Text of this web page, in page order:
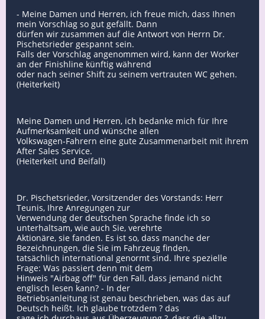
- Meine Damen und Herren, ich freue mich, dass Ihnen
mein Vorschlag so gut gefällt. Dann
dürfen wir zusammen auf die Antwort von Herrn Dr.
Pischetsrieder gespannt sein.
Falls der Vorschlag angenommen wird, kann der Worker
an der Finishline künftig während
oder nach seiner Shift zu seinem vertrauten WC gehen.
(Heiterkeit)
Meine Damen und Herren, ich bedanke mich für Ihre
Aufmerksamkeit und wünsche allen
Volkswagen-Fahrern eine gute Zusammenarbeit mit ihrem
After Sales Service.
(Heiterkeit und Beifall)
Dr. Pischetsrieder, Vorsitzender des Vorstands: Herr
Teunis, Ihre Anregungen zur
Verwendung der deutschen Sprache finde ich so
unterhaltsam, wie auch Sie, verehrte
Aktionäre, sie fanden. Es ist so, dass manche der
Bezeichnungen, die Sie im Fahrzeug finden,
tatsächlich international genormt sind. Ihre spezielle
Frage: Was passiert denn mit dem
Hinweis "Airbag off" für den Fall, dass jemand nicht
englisch lesen kann? - In der
Betriebsanleitung ist genau beschrieben, was das auf
Deutsch heißt. Ich glaube trotzdem ? das